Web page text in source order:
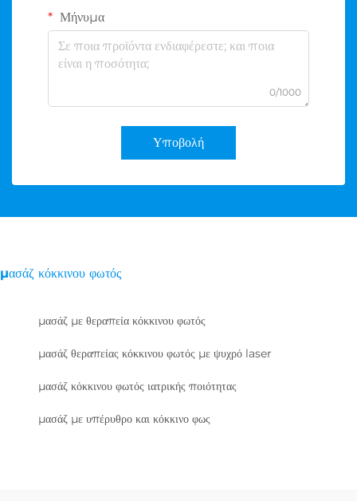
Μήνυμα
0/1000
Υποβολή
μασάζ κόκκινου φωτός
μασάζ με θεραπεία κόκκινου φωτός
μασάζ θεραπείας κόκκινου φωτός με ψυχρό laser
μασάζ κόκκινου φωτός ιατρικής ποιότητας
μασάζ με υπέρυθρο και κόκκινο φως